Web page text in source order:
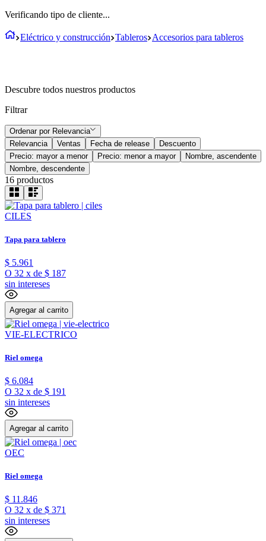
Verificando tipo de cliente...
Eléctrico y construcción Tableros Accesorios para tableros
Descubre todos nuestros productos
Filtrar
Ordenar por Relevancia
Relevancia
Ventas Fecha de release
Descuento
Precio: mayor a menor
Precio: menor a mayor
Nombre, ascendente
Nombre, descendente
16 productos
CILES
Tapa para tablero
$ 5.961
O 32 x de $ 187
sin intereses
Agregar al carrito
VIE-ELECTRICO
Riel omega
$ 6.084
O 32 x de $ 191
sin intereses
Agregar al carrito
OEC
Riel omega
$ 11 .846
O 32 x de $ 371
sin intereses